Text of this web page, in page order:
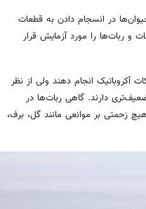
در انسجام دادن به قطعات
ربات‌ها را مورد آزمایش قرار
آکروباتیک انجام دهند ولی از نظر
دارند. گاهی ربات‌ها در
زحمتی بر موانعی مانند گل، برف،